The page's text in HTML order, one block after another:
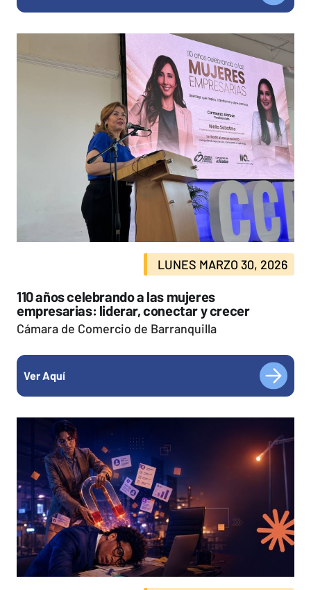
LUNES MARZO 30, 2026
110 años celebrando a las mujeres
empresarias: liderar, conectar y crecer
Cámara de Comercio de Barranquilla
Ver Aquí